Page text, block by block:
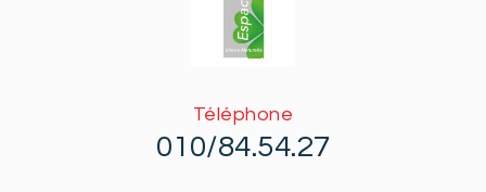
Téléphone
010/84.54.27